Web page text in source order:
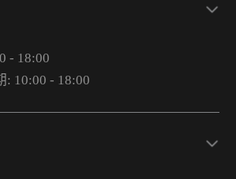
- 18:00
: 10:00 - 18:00